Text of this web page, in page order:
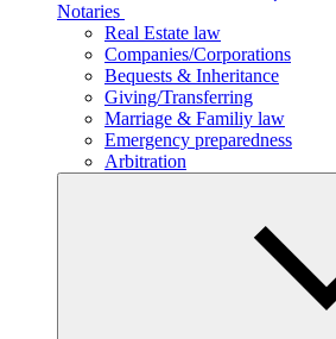
Notaries
Real Estate law
Companies/Corporations
Bequests & Inheritance
Giving/Transferring
Marriage & Familiy law
Emergency preparedness
Arbitration